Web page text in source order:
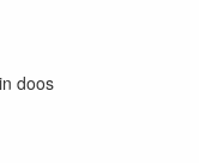
doos